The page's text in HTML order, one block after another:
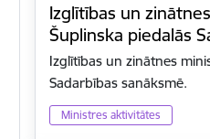
Izglītības un
Šuplinska piedalās
Izglītības un zinātnes
Sadarbības sanāksmē.
Ministres aktivitātes